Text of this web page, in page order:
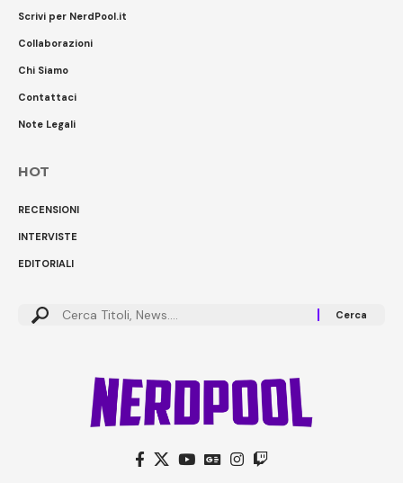
Scrivi per NerdPool.it
Collaborazioni
Chi Siamo
Contattaci
Note Legali
HOT
RECENSIONI
INTERVISTE
EDITORIALI